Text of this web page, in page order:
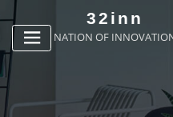
32inn
NATION OF